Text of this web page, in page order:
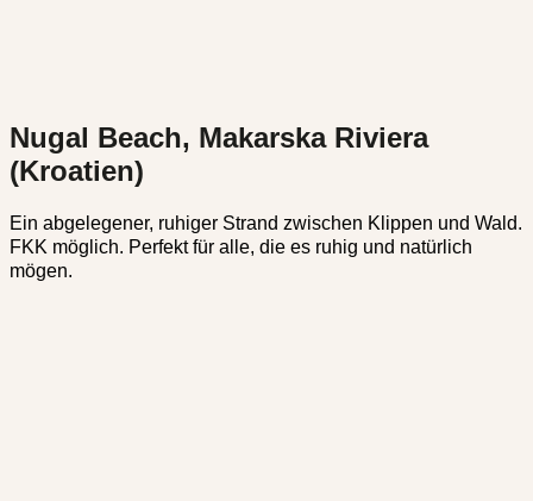
Nugal Beach, Makarska Riviera
(Kroatien)
Ein abgelegener, ruhiger Strand zwischen Klippen und Wald.
FKK möglich. Perfekt für alle, die es ruhig und natürlich
mögen.